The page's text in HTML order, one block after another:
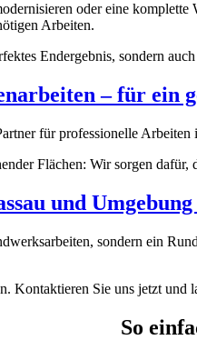
oder eine
Arbeiten.
Endergebnis, sondern
– für ein
für professionelle Arbeiten
Flächen: Wir sorgen
und
sondern ein
Kontaktieren Sie uns jetzt und
So